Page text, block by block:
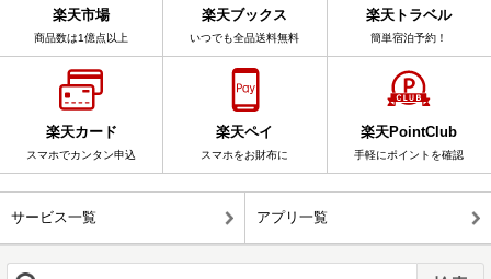
楽天市場
商品数は1億点以上
楽天ブックス
いつでも全品送料無料
楽天トラベル
簡単宿泊予約！
楽天カード
スマホでカンタン申込
楽天ペイ
スマホをお財布に
楽天PointClub
手軽にポイントを確認
サービス一覧 アプリ一覧